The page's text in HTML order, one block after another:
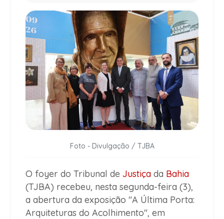
Foto - Divulgação / TJBA
O foyer do Tribunal de Justiça da Bahia
(TJBA) recebeu, nesta segunda-feira (3),
a abertura da exposição "A Última Porta:
Arquiteturas do Acolhimento", em